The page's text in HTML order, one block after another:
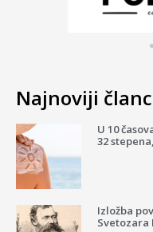
Najnoviji
U 10
32
Izložba
Svetozara